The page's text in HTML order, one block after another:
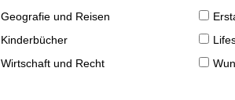
Geografie und Reisen
Kinderbücher
Wirtschaft und Recht